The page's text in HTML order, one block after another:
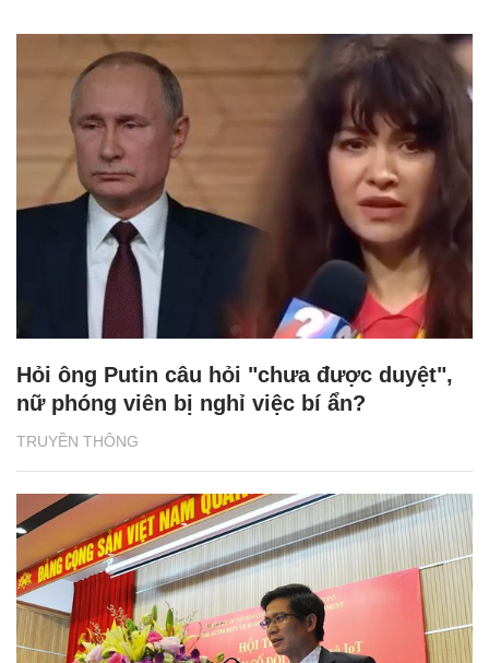
TRUYỀN THÔNG
Hỏi ông Putin câu hỏi "chưa được duyệt",
nữ phóng viên bị nghỉ việc bí ẩn?